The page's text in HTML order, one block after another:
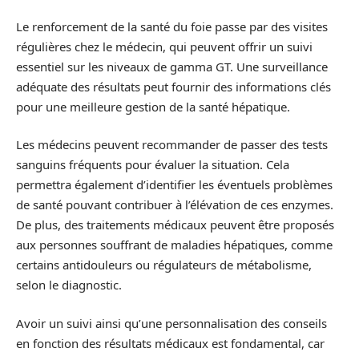
Le renforcement de la santé du foie passe par des visites
régulières chez le médecin, qui peuvent offrir un suivi
essentiel sur les niveaux de gamma GT. Une surveillance
adéquate des résultats peut fournir des informations clés
pour une meilleure gestion de la santé hépatique.
Les médecins peuvent recommander de passer des tests
sanguins fréquents pour évaluer la situation. Cela
permettra également d’identifier les éventuels problèmes
de santé pouvant contribuer à l’élévation de ces enzymes.
De plus, des traitements médicaux peuvent être proposés
aux personnes souffrant de maladies hépatiques, comme
certains antidouleurs ou régulateurs de métabolisme,
selon le diagnostic.
Avoir un suivi ainsi qu’une personnalisation des conseils
en fonction des résultats médicaux est fondamental, car